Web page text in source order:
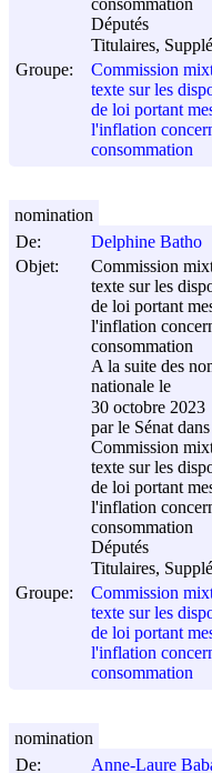
consommation
Députés
Titulaires,
Groupe:
Commission
texte sur les
de loi portant
l'inflation
consommation
De:
Delphine Batho
Objet:
Commission
texte sur les
de loi portant
l'inflation
consommation
A la suite des
nationale le
30 octobre 2023
par le Sénat
Commission
texte sur les
de loi portant
l'inflation
consommation
Députés
Titulaires,
Groupe:
Commission
texte sur les
de loi portant
l'inflation
consommation
nomination
De:
Anne-Laure
nomination